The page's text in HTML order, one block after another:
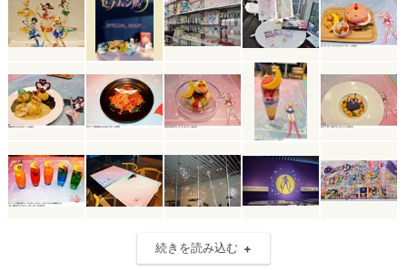
続きを読み込む